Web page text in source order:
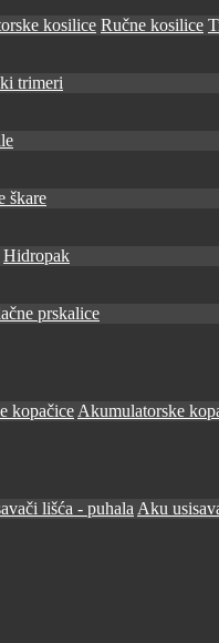
kosilice Ručne kosilice
trimeri
škare
Hidropak
prskalice
kopačice Akumulatorske
lišća - puhala Aku